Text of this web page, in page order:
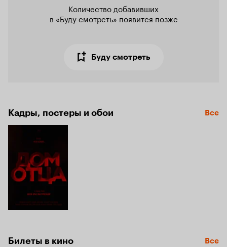
Количество добавивших
в «Буду смотреть» появится позже
Буду смотреть
Кадры, постеры и обои Все
Билеты в кино Все